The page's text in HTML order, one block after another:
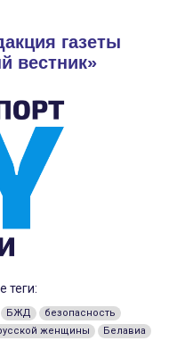
газеты
вестник»
теги:
БЖД
безопасность
женщины
Белавиа